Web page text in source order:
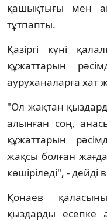
қашықтығы мен
тұтпапты.
Қазіргі күні
құжаттарын
ауруханаларға хат
"Ол жақтан
алынған соң,
құжаттарын
жақсы болған
көшіріледі", -
Қонаев
қыздарды есепке